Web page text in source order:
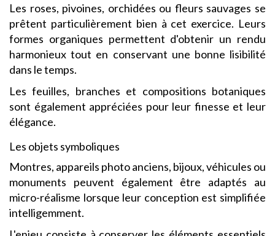
Les roses, pivoines, orchidées ou fleurs sauvages se
prêtent particulièrement bien à cet exercice. Leurs
formes organiques permettent d'obtenir un rendu
harmonieux tout en conservant une bonne lisibilité
dans le temps.
Les feuilles, branches et compositions botaniques
sont également appréciées pour leur finesse et leur
élégance.
Les objets symboliques
Montres, appareils photo anciens, bijoux, véhicules ou
monuments peuvent également être adaptés au
micro-réalisme lorsque leur conception est simplifiée
intelligemment.